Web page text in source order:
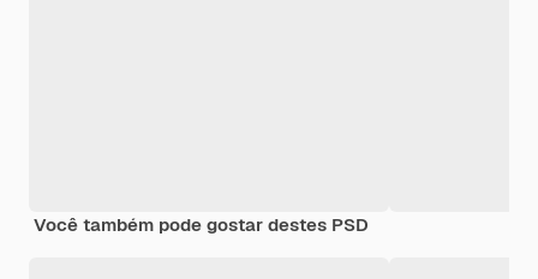
Você também pode gostar destes PSD